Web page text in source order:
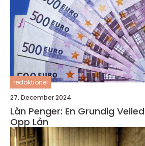
redaktionel
27. December 2024
Lån Penger: En Grundig
Opp Lån